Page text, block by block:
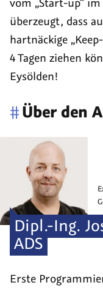
überzeugt, dass
hartnäckige „
4 Tagen ziehen
Eysölden!
#Über den
Dipl.-Ing.
ADS
Erste